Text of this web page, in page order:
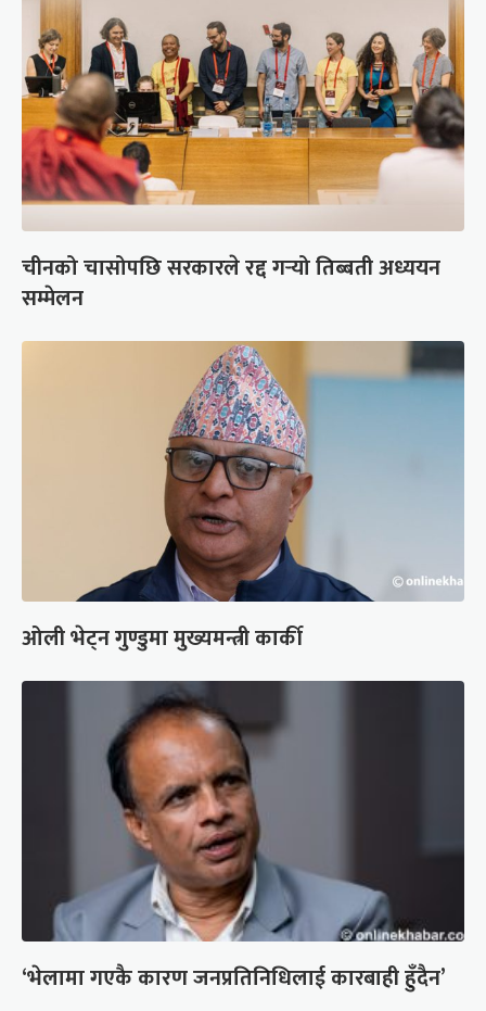
चीनको चासोपछि सरकारले रद्द गर्‍यो तिब्बती अध्ययन
सम्मेलन
ओली भेट्न गुण्डुमा मुख्यमन्त्री कार्की
‘भेलामा गएकै कारण जनप्रतिनिधिलाई कारबाही हुँदैन’